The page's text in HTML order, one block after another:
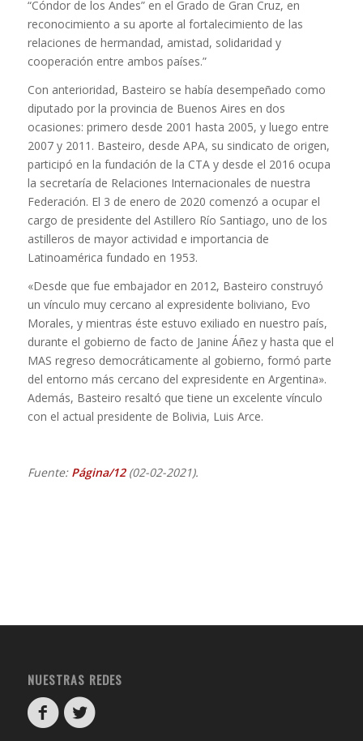
“Cóndor de los Andes” en el Grado de Gran Cruz, en
reconocimiento a su aporte al fortalecimiento de las
relaciones de hermandad, amistad, solidaridad y
cooperación entre ambos países.”
Con anterioridad, Basteiro se había desempeñado como
diputado por la provincia de Buenos Aires en dos
ocasiones: primero desde 2001 hasta 2005, y luego entre
2007 y 2011. Basteiro, desde APA, su sindicato de origen,
participó en la fundación de la CTA y desde el 2016 ocupa
la secretaría de Relaciones Internacionales de nuestra
Federación. El 3 de enero de 2020 comenzó a ocupar el
cargo de presidente del Astillero Río Santiago, uno de los
astilleros de mayor actividad e importancia de
Latinoamérica fundado en 1953.
«Desde que fue embajador en 2012, Basteiro construyó
un vínculo muy cercano al expresidente boliviano, Evo
Morales, y mientras éste estuvo exiliado en nuestro país,
durante el gobierno de facto de Janine Áñez y hasta que el
MAS regreso democráticamente al gobierno, formó parte
del entorno más cercano del expresidente en Argentina».
Además, Basteiro resaltó que tiene un excelente vínculo
con el actual presidente de Bolivia, Luis Arce.
Fuente: Página/12(02-02-2021).
NUESTRAS REDES